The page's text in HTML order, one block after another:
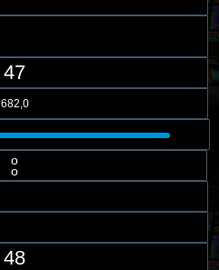
47
682,0
o
o
48